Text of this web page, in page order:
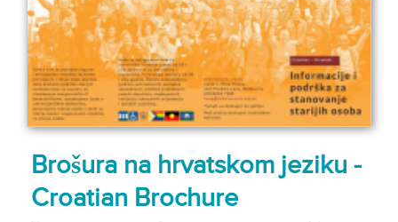
Brošura na hrvatskom jeziku -
Croatian Brochure